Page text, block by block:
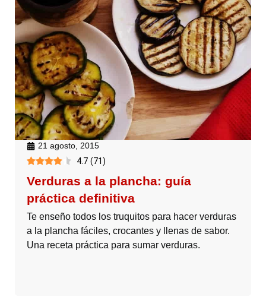
21 agosto, 2015
4.7 (71)
Verduras a la plancha: guía
práctica definitiva
Te enseño todos los truquitos para hacer verduras
a la plancha fáciles, crocantes y llenas de sabor.
Una receta práctica para sumar verduras.